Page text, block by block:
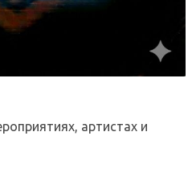
артистах и